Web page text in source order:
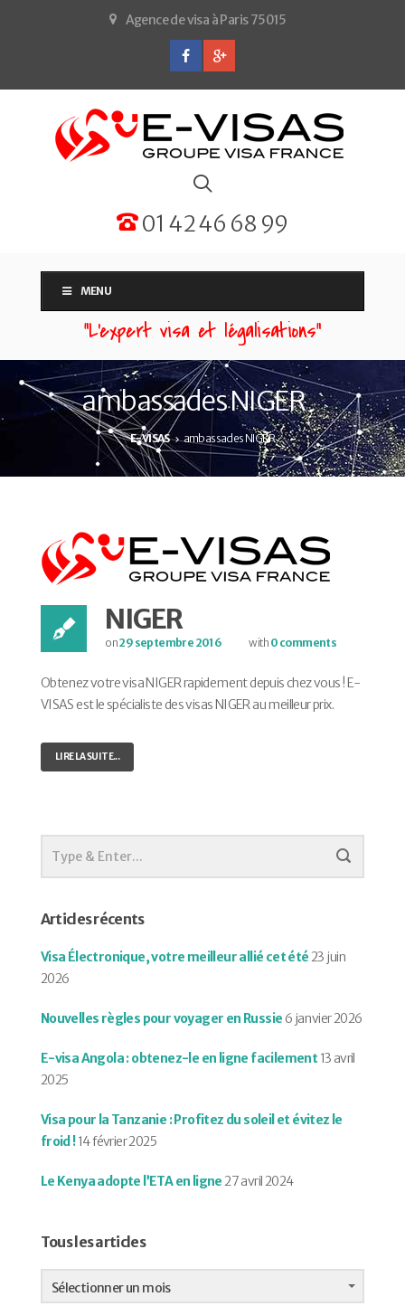
Agence de visa à Paris 75015
01 42 46 68 99
MENU
“L'expert visa et légalisations”
ambassades NIGER
E-VISAS ambassades NIGER
NIGER
on29 septembre 2016 with 0 comments
Obtenez votre visa NIGER rapidement depuis chez vous ! E-
VISAS est le spécialiste des visas NIGER au meilleur prix.
LIRE LA SUITE...
Articles récents
Visa Électronique, votre meilleur allié cet été23 juin
2026
Nouvelles règles pour voyager en Russie 6 janvier 2026
E-visa Angola : obtenez-le en ligne facilement 13 avril
2025
Visa pour la Tanzanie : Profitez du soleil et évitez le
froid !14 février 2025
Le Kenya adopte l’ETA en ligne27 avril 2024
Tous les articles
Tous
les
articles
Sélectionner un mois